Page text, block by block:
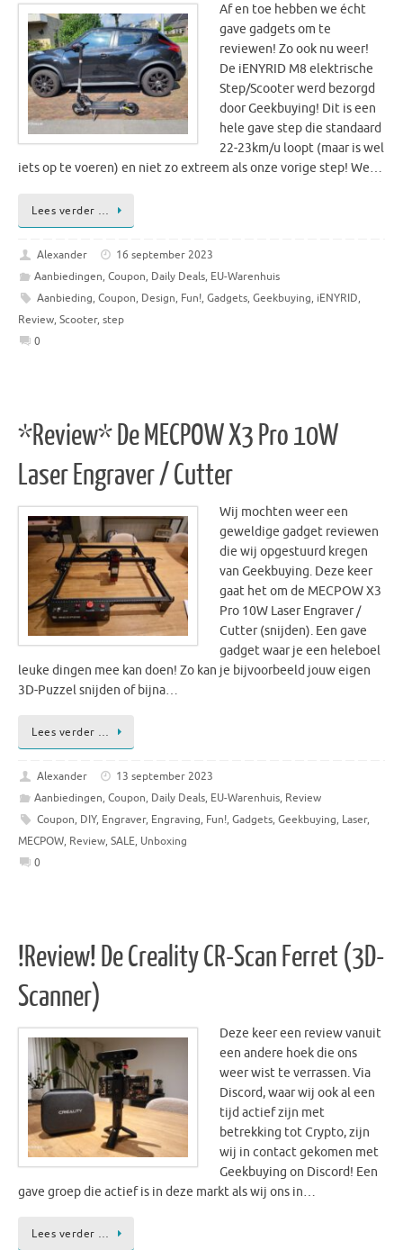
Af en toe hebben we écht
gave gadgets om te
reviewen! Zo ook nu weer!
De iENYRID M8 elektrische
Step/Scooter werd bezorgd
door Geekbuying! Dit is een
hele gave step die standaard
22-23km/u loopt (maar is wel
iets op te voeren) en niet zo extreem als onze vorige step! We…
Lees verder …
Alexander
16 september 2023
Aanbiedingen, Coupon, Daily Deals, EU-Warenhuis
Aanbieding, Coupon, Design, Fun!, Gadgets, Geekbuying, iENYRID,
Review, Scooter, step
0
*Review* De MECPOW X3 Pro 10W
Laser Engraver / Cutter
Wij mochten weer een
geweldige gadget reviewen
die wij opgestuurd kregen
van Geekbuying. Deze keer
gaat het om de MECPOW X3
Pro 10W Laser Engraver /
Cutter (snijden). Een gave
gadget waar je een heleboel
leuke dingen mee kan doen! Zo kan je bijvoorbeeld jouw eigen
3D-Puzzel snijden of bijna…
Lees verder …
Alexander
13 september 2023
Aanbiedingen, Coupon, Daily Deals, EU-Warenhuis, Review
Coupon, DIY, Engraver, Engraving, Fun!, Gadgets, Geekbuying, Laser,
MECPOW, Review, SALE, Unboxing
0
!Review! De Creality CR-Scan Ferret (3D-
Scanner)
Deze keer een review vanuit
een andere hoek die ons
weer wist te verrassen. Via
Discord, waar wij ook al een
tijd actief zijn met
betrekking tot Crypto, zijn
wij in contact gekomen met
Geekbuying on Discord! Een
gave groep die actief is in deze markt als wij ons in…
Lees verder …